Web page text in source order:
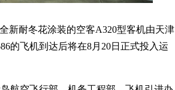
新耐冬花涂装的空客A320型客机由天津
的飞机到达后将在8月20日正式投入运